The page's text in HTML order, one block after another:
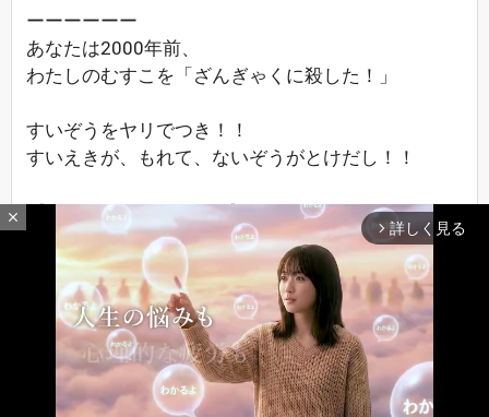
最新レスへ 上へ 下へ
ーーーーーー
あなたは2000年前、
わたしのむすこを「ざんぎゃくに殺した！」
すいぞうをヤリでつき！！
すいえきが、もれて、ないぞうがとけだし！！
《そうぞうをぜっする！》
はげしい！いたみと
1ヶ月7日、いっさい！
のまず食わずに！！たえぬいた！
あなたのせいで
《今世も！じゅうしょうだ！！》
close
arrow_forward_ios 詳しく見る